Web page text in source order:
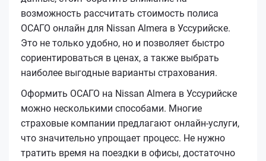
возможность рассчитать стоимость полиса
ОСАГО онлайн для Nissan Almera в Уссурийске.
Это не только удобно, но и позволяет быстро
сориентироваться в ценах, а также выбрать
наиболее выгодные варианты страхования.
Оформить ОСАГО на Nissan Almera в Уссурийске
можно несколькими способами. Многие
страховые компании предлагают онлайн-услуги,
что значительно упрощает процесс. Не нужно
тратить время на поездки в офисы, достаточно